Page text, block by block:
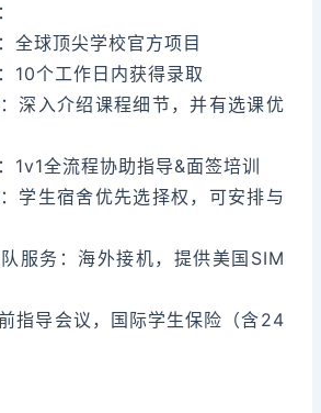
全球顶尖学校官方项目
10个工作日内获得录取
深入介绍课程细节，并有选课优
1v1全流程协助指导&面签培训
学生宿舍优先选择权，可安排与
服务：海外接机，提供美国SIM
指导会议，国际学生保险（含24